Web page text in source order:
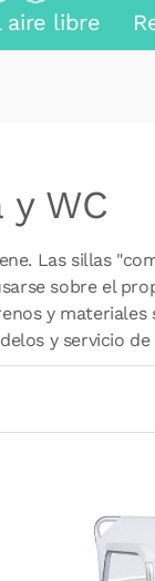
aire libre
WC
Las sillas
sobre el
y
y servicio